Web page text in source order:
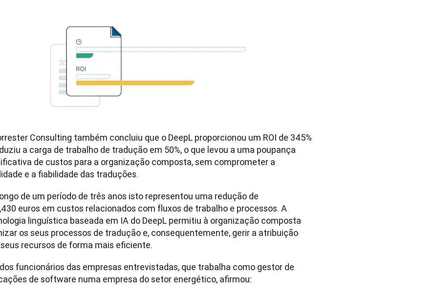
Consulting também concluiu que o DeepL proporcionou um ROI de 345%
a carga de trabalho de tradução em 50%, o que levou a uma poupança
de custos para a organização composta, sem comprometer a
de um período de três anos isto representou uma redução de
euros em custos relacionados com fluxos de trabalho e processos. A
linguística baseada em IA do DeepL permitiu à organização composta
os seus processos de tradução e, consequentemente, gerir a atribuição
funcionários das empresas entrevistadas, que trabalha como gestor de
de software numa empresa do setor energético, afirmou: